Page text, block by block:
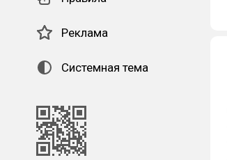
Реклама
Системная тема